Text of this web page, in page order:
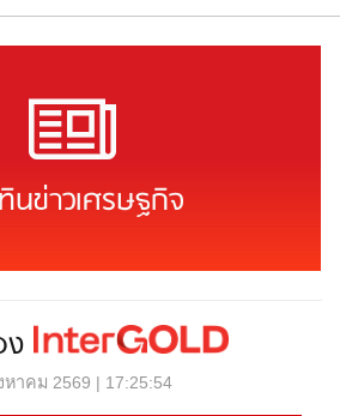
นข่าวเศรษฐกิจ
ง
หาคม 2569 | 17:25:54